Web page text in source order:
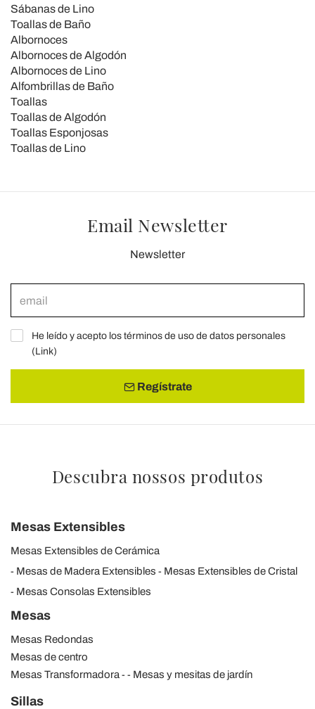
Sábanas de Lino
Toallas de Baño
Albornoces
Albornoces de Algodón
Albornoces de Lino
Alfombrillas de Baño
Toallas
Toallas de Algodón
Toallas Esponjosas
Toallas de Lino
Email Newsletter
Newsletter
He leído y acepto los términos de uso de datos personales
(Link)
Regístrate
Descubra nossos produtos
Mesas Extensibles
Mesas Extensibles de Cerámica
Mesas de Madera Extensibles
Mesas Extensibles de Cristal
Mesas Consolas Extensibles
Mesas
Mesas Redondas
Mesas de centro
Mesas Transformadora
Mesas y mesitas de jardín
Sillas